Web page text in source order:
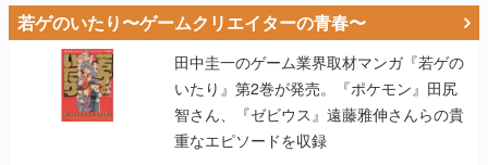
若ゲのいたり〜ゲームクリエイターの青春〜
田中圭一のゲーム業界取材マンガ『若ゲの
いたり』第2巻が発売。『ポケモン』田尻
智さん、『ゼビウス』遠藤雅伸さんらの貴
重なエピソードを収録